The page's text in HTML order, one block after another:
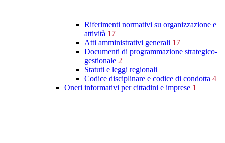
Riferimenti normativi su organizzazione e
attività 17
Atti amministrativi generali 17
Documenti di programmazione strategico-
gestionale 2
Statuti e leggi regionali
Codice disciplinare e codice di condotta 4
Oneri informativi per cittadini e imprese 1